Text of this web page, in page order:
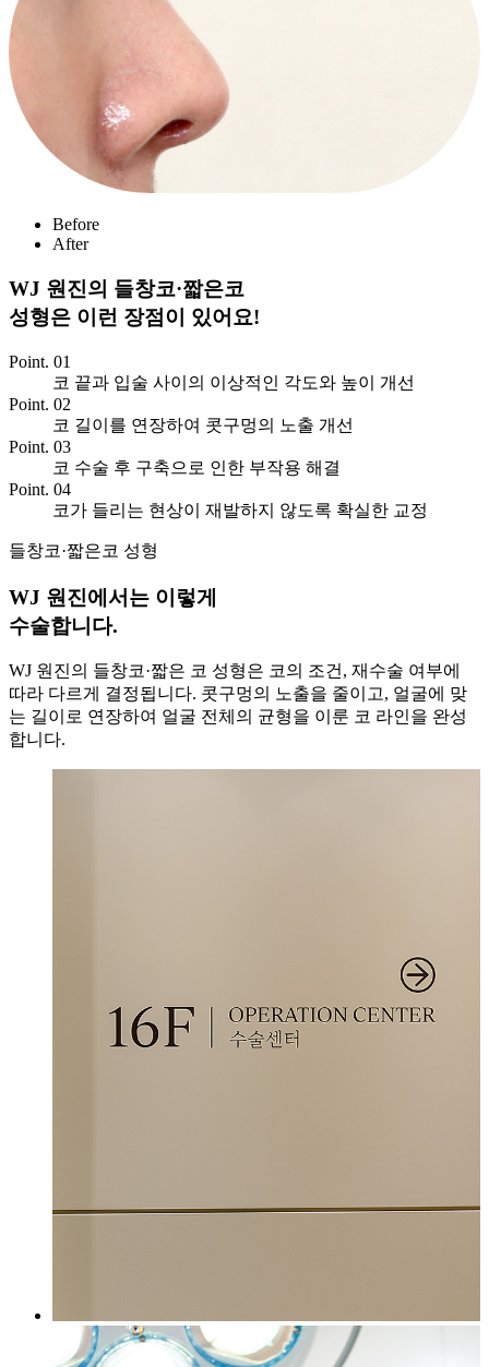
Before
After
WJ 원진의 들창코·짧은코
성형은 이런 장점이 있어요!
Point. 01
코 끝과 입술 사이의 이상적인 각도와 높이 개선
Point. 02
코 길이를 연장하여 콧구멍의 노출 개선
Point. 03
코 수술 후 구축으로 인한 부작용 해결
Point. 04
코가 들리는 현상이 재발하지 않도록 확실한 교정
들창코·짧은코 성형
WJ 원진에서는 이렇게
수술합니다.
WJ 원진의 들창코·짧은 코 성형은 코의 조건, 재수술 여부에
따라 다르게 결정됩니다. 콧구멍의 노출을 줄이고, 얼굴에 맞
는 길이로 연장하여 얼굴 전체의 균형을 이룬 코 라인을 완성
합니다.